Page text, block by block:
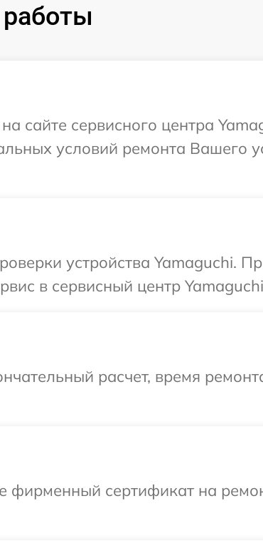
сайте сервисного центра
условий ремонта Вашего
устройства Yamaguchi.
в сервисный центр
расчет, время
сертификат на